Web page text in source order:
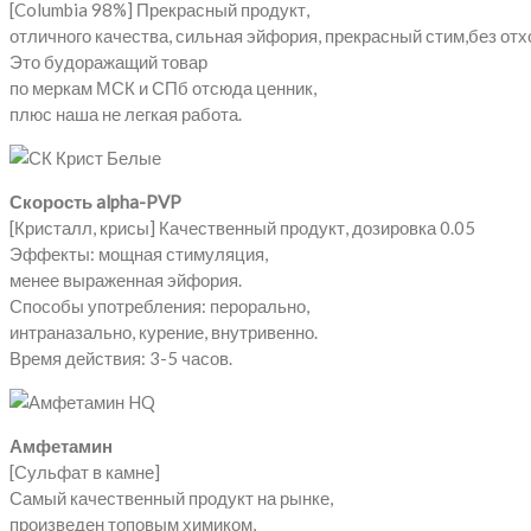
[Columbia 98%] Прекрасный продукт,
отличного качества, сильная эйфория, прекрасный стим,без
Это будоражащий товар
по меркам МСК и СПб отсюда ценник,
плюс наша не легкая работа.
Скорость alpha-PVP
[Кристалл, крисы] Качественный продукт, дозировка 0.05
Эффекты: мощная стимуляция,
менее выраженная эйфория.
Способы употребления: перорально,
интраназально, курение, внутривенно.
Время действия: 3-5 часов.
Амфетамин
[Сульфат в камне]
Самый качественный продукт на рынке,
произведен топовым химиком,